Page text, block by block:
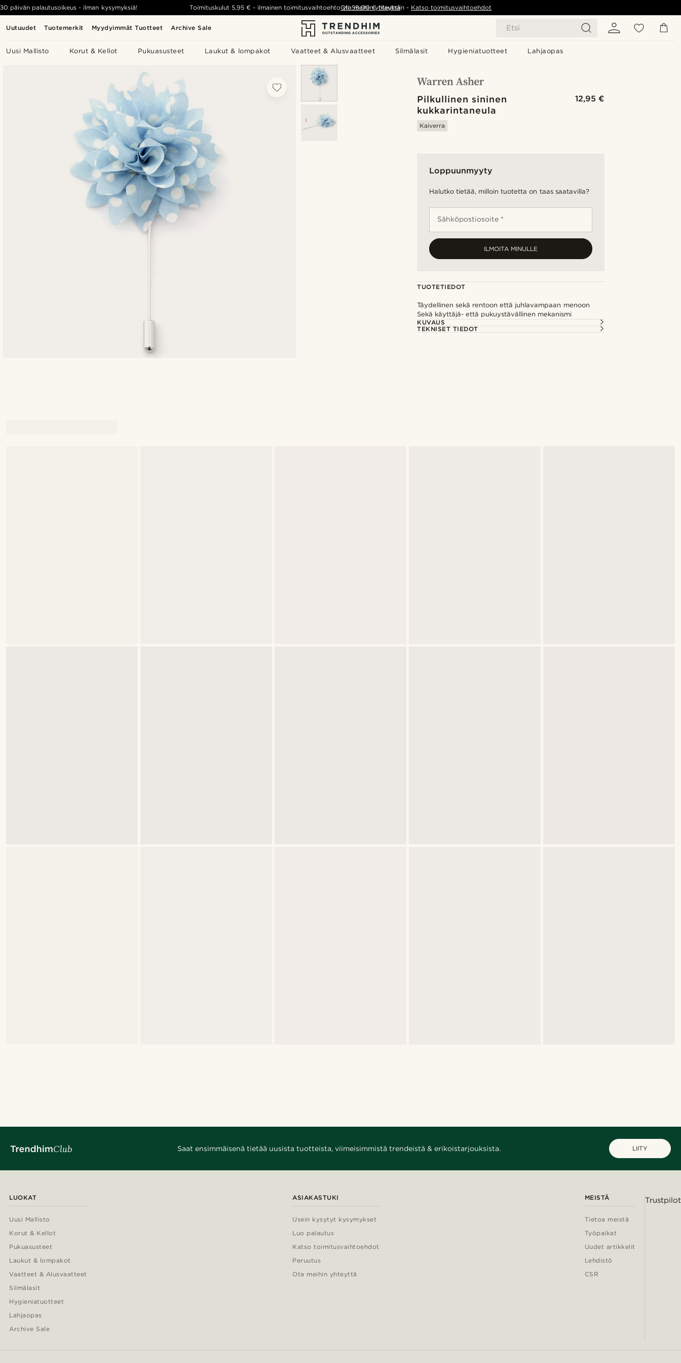
Uutuudet Tuotemerkit Myydyimmät Tuotteet Archive Sale Etsi
Uusi Mallisto Korut & Kellot Pukuasusteet Laukut & lompakot Vaatteet & Alusvaatteet Silmälasit Hygieniatuotteet Lahjaopas
30 päivän palautusoikeus - ilman kysymyksiä! Toimituskulut 5,95 € - ilmainen toimitusvaihtoehto yli 59,00 €tilauksiin - Katso toimitusvaihtoehdot
Ota meihin yhteyttä
Pilkullinen sininen
kukkarintaneula
12,95 €
Kaiverra
Loppuunmyyty
Halutko tietää, milloin tuotetta on taas saatavilla?
Sähköpostiosoite *
ILMOITA MINULLE
TUOTETIEDOT
Täydellinen sekä rentoon että juhlavampaan menoon
Sekä käyttäjä- että pukuystävällinen mekanismi
KUVAUS
TEKNISET TIEDOT
Saat ensimmäisenä tietää uusista tuotteista, viimeisimmistä trendeistä & erikoistarjouksista. LIITY
LUOKAT
Uusi Mallisto
Korut & Kellot
Pukuasusteet
Laukut & lompakot
Vaatteet & Alusvaatteet
Silmälasit
Hygieniatuotteet
Lahjaopas
Archive Sale
ASIAKASTUKI
Usein kysytyt kysymykset
Luo palautus
Katso toimitusvaihtoehdot
Peruutus
Ota meihin yhteyttä
MEISTÄ
Tietoa meistä
Työpaikat
Uudet artikkelit
Lehdistö
CSR
Trustpilot